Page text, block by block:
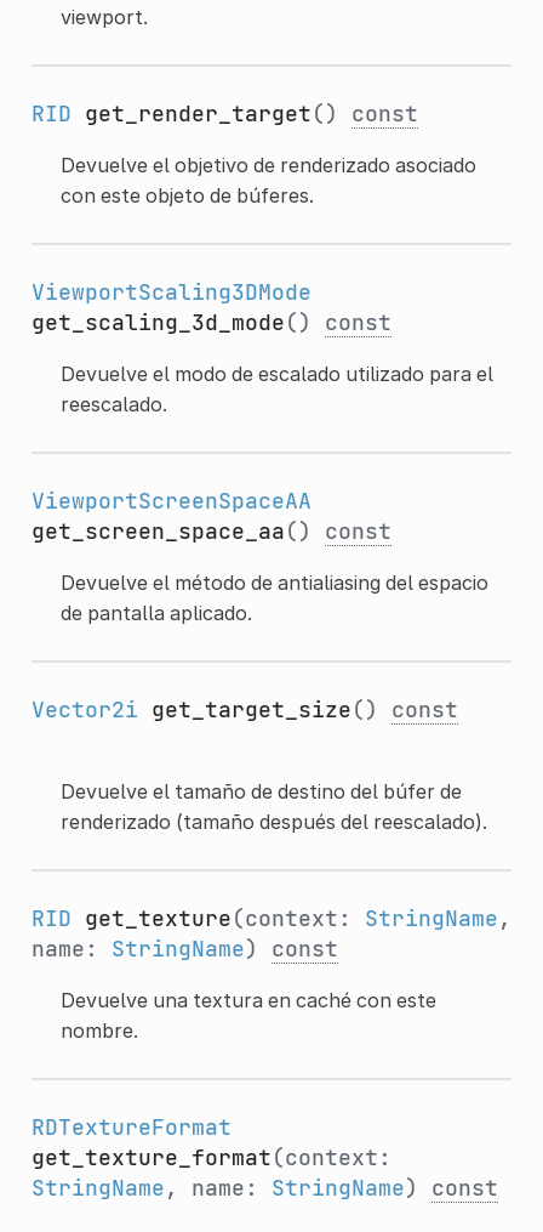
viewport.
RID get_render_target() const
Devuelve el objetivo de renderizado asociado
con este objeto de búferes.
ViewportScaling3DMode
get_scaling_3d_mode() const
Devuelve el modo de escalado utilizado para el
reescalado.
ViewportScreenSpaceAA
get_screen_space_aa() const
Devuelve el método de antialiasing del espacio
de pantalla aplicado.
Vector2i get_target_size() const
Devuelve el tamaño de destino del búfer de
renderizado (tamaño después del reescalado).
RID get_texture(context: StringName,
name: StringName) const
Devuelve una textura en caché con este
nombre.
RDTextureFormat
get_texture_format(context:
StringName, name: StringName) const